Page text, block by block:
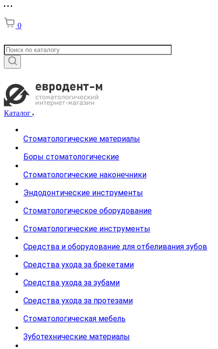
0
Каталог
Стоматологические материалы
Боры стоматологические
Стоматологические наконечники
Эндодонтические инструменты
Стоматологическое оборудование
Стоматологические инструменты
Средства и оборудование для отбеливания зубов
Средства ухода за брекетами
Средства ухода за зубами
Средства ухода за протезами
Стоматологическая мебель
Зуботехнические материалы